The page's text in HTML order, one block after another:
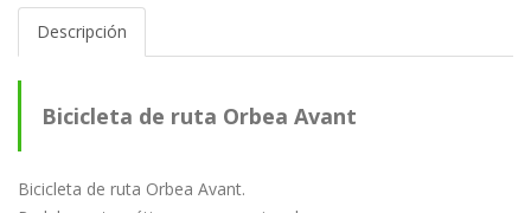
Descripción
Bicicleta de ruta Orbea Avant
Bicicleta de ruta Orbea Avant.